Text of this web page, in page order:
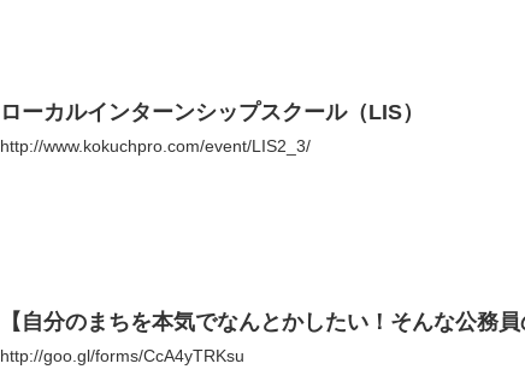
ローカルインターンシップスクール（LIS）
http://www.kokuchpro.com/event/LIS2_3/
【自分のまちを本気でなんとかしたい！そんな公務
http://goo.gl/forms/CcA4yTRKsu